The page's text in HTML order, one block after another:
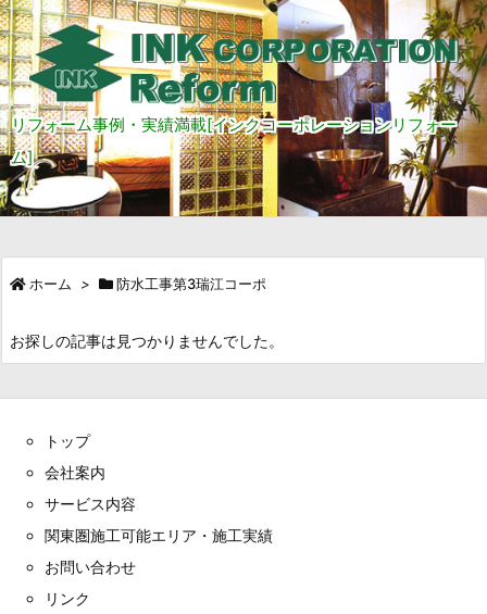
リフォーム事例・実績満載[インクコーポレーションリフォー
ム]
ホーム > 防水工事第3瑞江コーポ
お探しの記事は見つかりませんでした。
トップ
会社案内
サービス内容
関東圏施工可能エリア・施工実績
お問い合わせ
リンク